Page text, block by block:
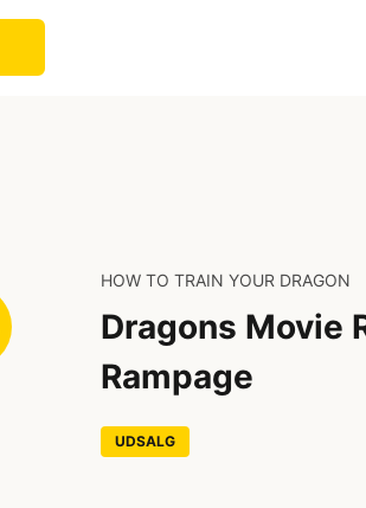
HOW TO TRAIN YOUR DRAGON
Dragons Movie
Rampage
UDSALG